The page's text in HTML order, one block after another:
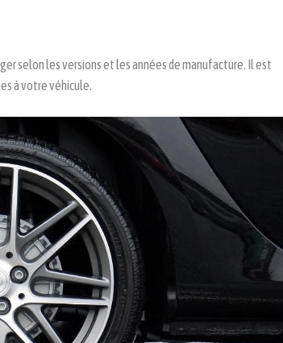
selon les versions et les années de manufacture. Il est
à votre véhicule.